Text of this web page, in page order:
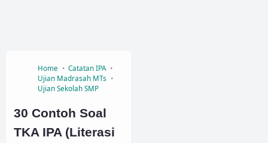
Home
Catatan IPA
Ujian Madrasah MTs
Ujian Sekolah SMP
30 Contoh Soal
TKA IPA (Literasi